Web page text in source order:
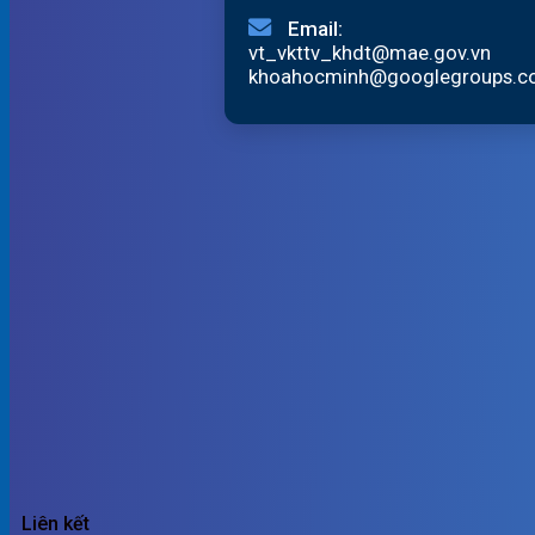
Email:
vt_vkttv_khdt@mae.gov.vn
Liên kết